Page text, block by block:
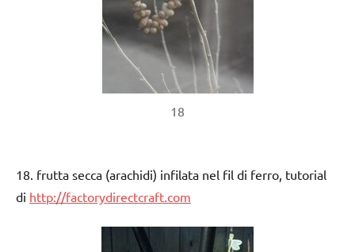
18
18. frutta secca (arachidi) infilata nel fil di ferro, tutorial
di http://factorydirectcraft.com